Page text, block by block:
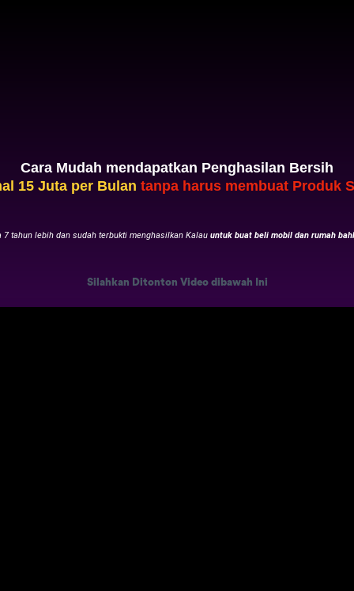
Cara Mudah mendapatkan Penghasilan Bersih
15 Juta per Bulan tanpa harus membuat Produk
tahun lebih dan sudah terbukti menghasilkan Kalau untuk buat beli mobil dan rumah
Silahkan Ditonton Video dibawah Ini